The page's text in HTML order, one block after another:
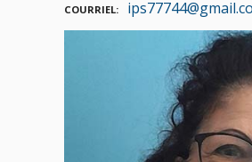
COURRIEL